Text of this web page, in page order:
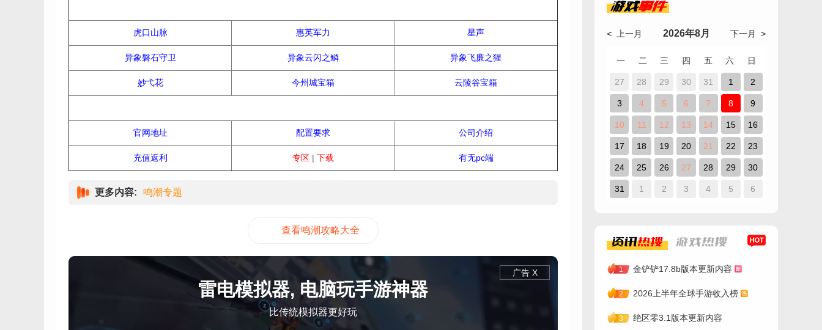
虎口山脉 惠英军力 星声
异象磐石守卫 异象云闪之鳞 异象飞廉之猩
妙弋花 今州城宝箱 云陵谷宝箱
官网地址 配置要求 公司介绍
充值返利 专区| 下载 有无pc端
更多内容: 鸣潮专题
查看鸣潮攻略大全
雷电模拟器, 电脑玩手游神器
比传统模拟器更好玩
广告 X
游戏事件
< 上一月 2026年8月 下一月 >
一 二 三 四 五 六 日
27 28 29 30 31 1 2
3 4 5 6 7 8 9
10 11 12 13 14 15 16
17 18 19 20 21 22 23
24 25 26 27 28 29 30
31 1 2 3 4 5 6
资讯热搜 游戏热搜
1 金铲铲17.8b版本更新内容
2 2026上半年全球手游收入榜
3 绝区零3.1版本更新内容